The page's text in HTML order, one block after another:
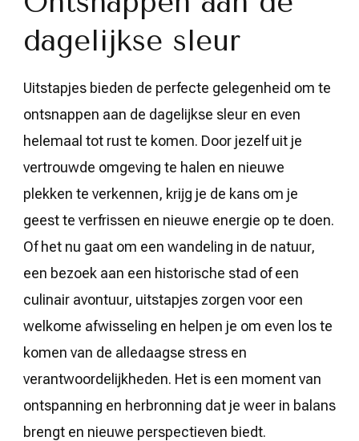
dagelijkse sleur
Uitstapjes bieden de perfecte gelegenheid om te
ontsnappen aan de dagelijkse sleur en even
helemaal tot rust te komen. Door jezelf uit je
vertrouwde omgeving te halen en nieuwe
plekken te verkennen, krijg je de kans om je
geest te verfrissen en nieuwe energie op te doen.
Of het nu gaat om een wandeling in de natuur,
een bezoek aan een historische stad of een
culinair avontuur, uitstapjes zorgen voor een
welkome afwisseling en helpen je om even los te
komen van de alledaagse stress en
verantwoordelijkheden. Het is een moment van
ontspanning en herbronning dat je weer in balans
brengt en nieuwe perspectieven biedt.